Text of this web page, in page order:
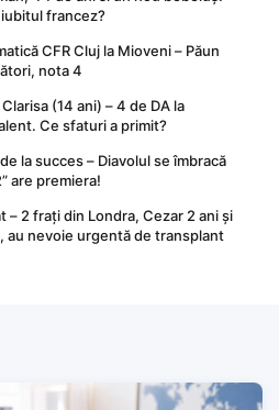
francez?
CFR Cluj la Mioveni – Păun
nota 4
(14 ani) – 4 de DA la
Ce sfaturi a primit?
la succes – Diavolul se îmbracă
are premiera!
– 2 frați din Londra, Cezar 2 ani și
au nevoie urgentă de transplant